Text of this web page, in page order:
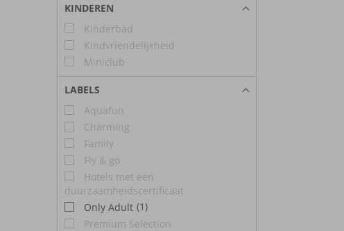
KINDEREN
Kinderbad
Kindvriendelijkheid
Miniclub
LABELS
Aquafun
Charming
Family
Fly & go
Hotels met een
duurzaamheidscertificaat
Only Adult (1)
Premium Selection